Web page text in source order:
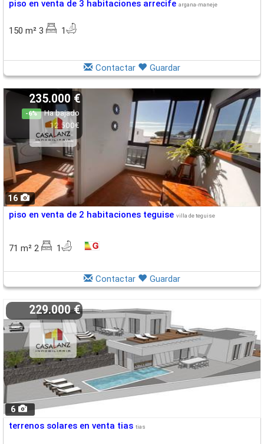
piso en venta de 3 habitaciones arrecife argana-maneje
150 m² 3 1
Contactar Guardar
16
235.000 €
-6%
Ha bajado
12.500€
piso en venta de 2 habitaciones teguise villa de teguise
71 m² 2 1
Contactar Guardar
6
229.000 €
terrenos solares en venta tias tias